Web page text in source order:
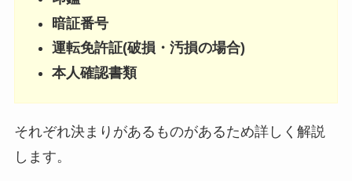
暗証番号
運転免許証(破損・汚損の場合)
本人確認書類
それぞれ決まりがあるものがあるため詳しく解説
します。